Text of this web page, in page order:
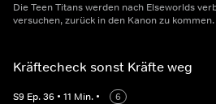
Die Teen Titans werden nach Elseworlds
versuchen, zurück in den Kanon zu kommen.
Kräftecheck sonst Kräfte weg
S9 Ep.36 • 11 Min. •
6